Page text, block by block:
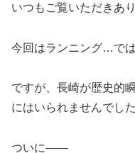
いつもご覧いただきあ
今回はランニング…では
ですが、長崎が歴史的
にはいられませんでした
ついに――